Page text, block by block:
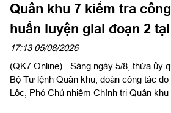
Quân khu 7 kiểm tra
huấn luyện giai đoạn 2
Thành phố Hồ Chí Minh
17:13 05/08/2026
(QK7 Online) - Sáng ngày 5/8, thừa ủy
Bộ Tư lệnh Quân khu, đoàn công tác
Lộc, Phó Chủ nhiệm Chính trị Quân